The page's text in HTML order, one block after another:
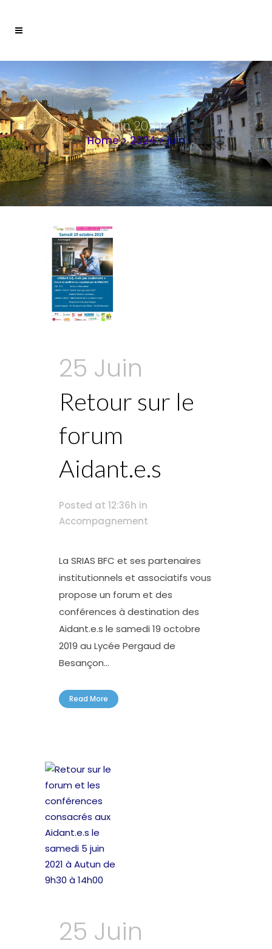
juin 2024
Home>2024>juin
25 Juin
Retour sur le
forum
Aidant.e.s
Posted at 12:36h in
Accompagnement
La SRIAS BFC et ses partenaires
institutionnels et associatifs vous
propose un forum et des
conférences à destination des
Aidant.e.s le samedi 19 octobre
2019 au Lycée Pergaud de
Besançon...
Read More
25 Juin